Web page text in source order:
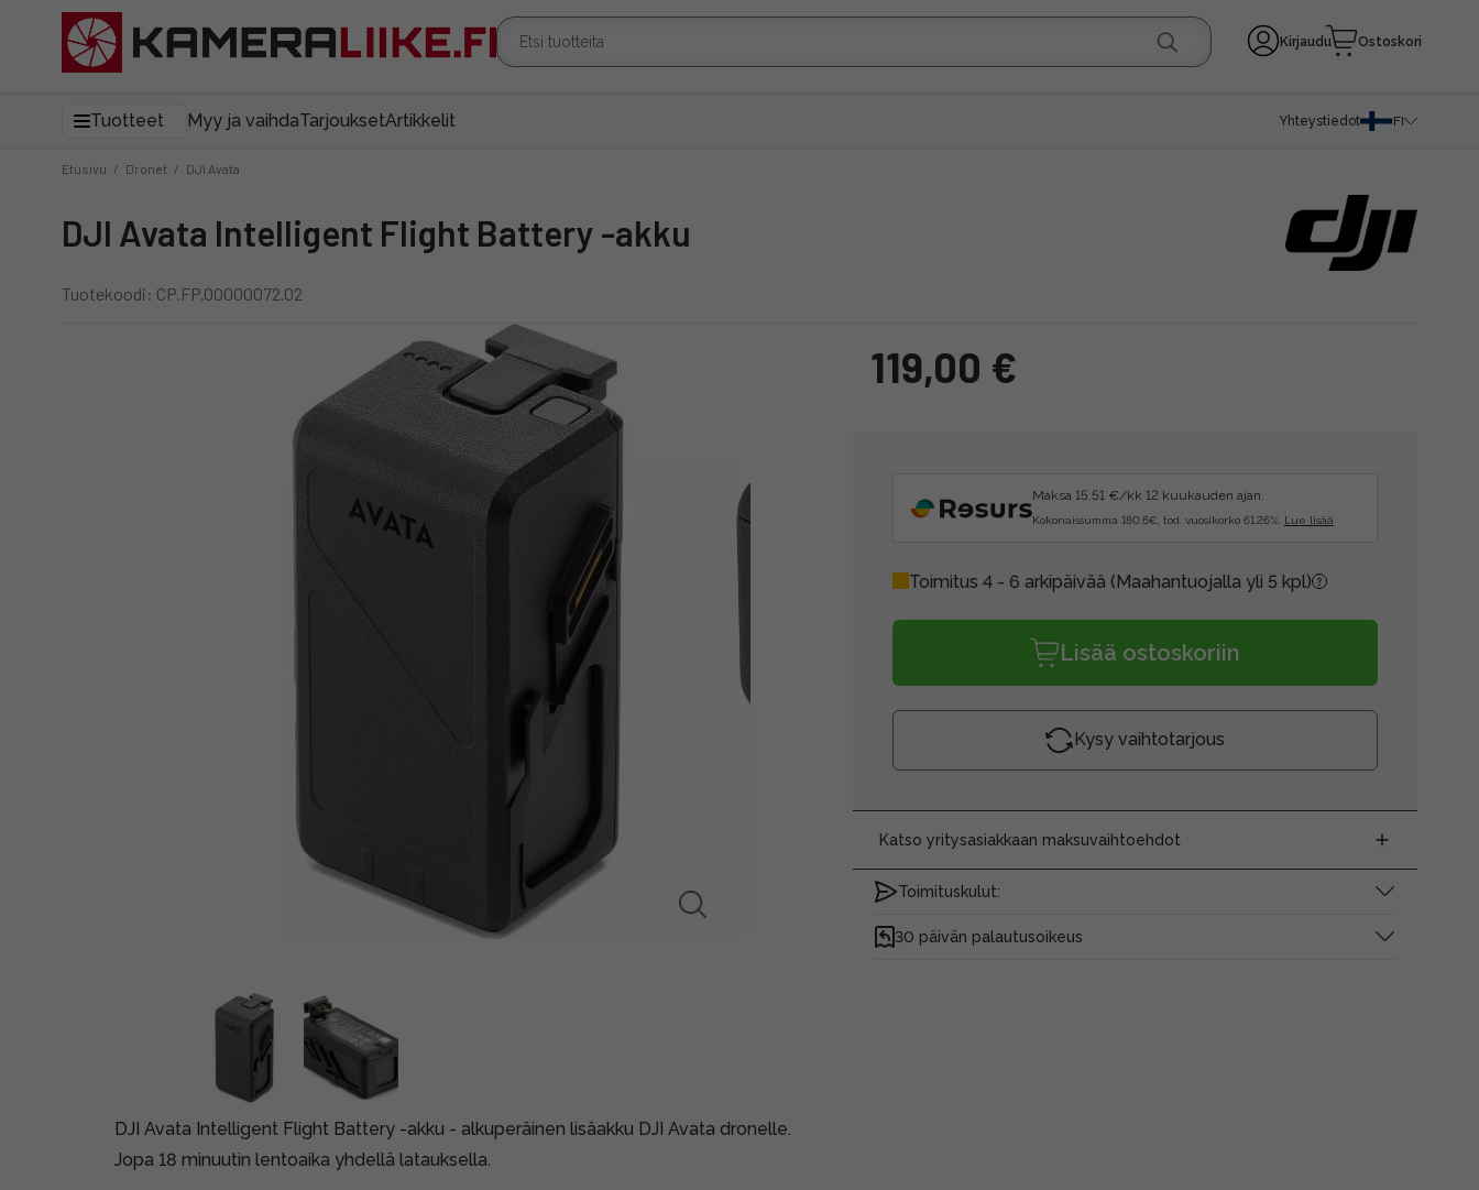
Kirjaudu Ostoskori
Tuotteet Myy ja vaihdaTarjouksetArtikkelit Yhteystiedot FI
Etusivu / Dronet / DJI Avata
DJI Avata Intelligent Flight Battery -akku
Tuotekoodi: CP.FP.00000072.02
DJI Avata Intelligent Flight Battery -akku - alkuperäinen lisäakku DJI Avata dronelle.
Jopa 18 minuutin lentoaika yhdellä latauksella.
119,00 €
Maksa 15.51 €/kk 12 kuukauden ajan.
Kokonaissumma 180.6€, tod. vuosikorko 61.26%. Lue lisää
Toimitus 4 - 6 arkipäivää (Maahantuojalla yli 5 kpl)
Lisää ostoskoriin
Kysy vaihtotarjous
Katso yritysasiakkaan maksuvaihtoehdot
Toimituskulut:
30 päivän palautusoikeus